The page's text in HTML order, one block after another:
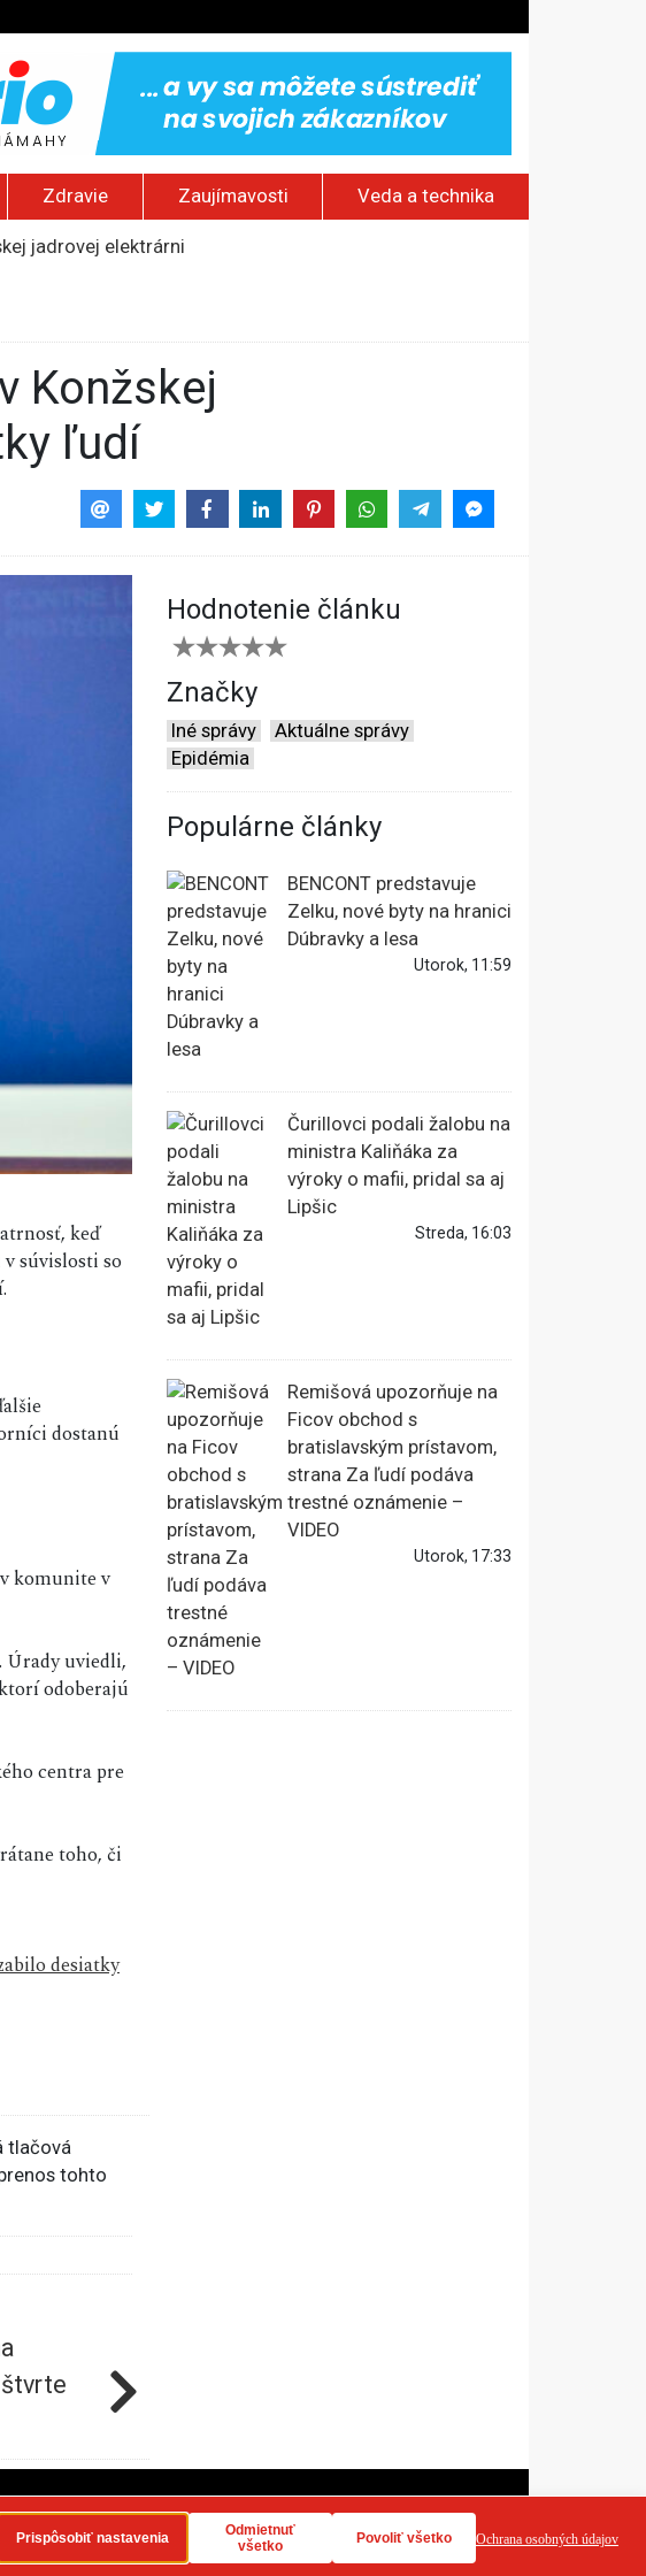
Zdravie Zaujímavosti Veda a technika
jadrovej elektrárni
vládnych vojakov
ľudí
keď
súvislosti so
dostanú
komunite v
Úrady uviedli,
odoberajú
centra pre
toho, či
desiatky
Hodnotenie článku
Značky
Iné správy
Aktuálne správy
Epidémia
Populárne články
BENCONT predstavuje
Zelku, nové byty na hranici
Dúbravky a lesa
Utorok, 11:59
Čurillovci podali žalobu na
ministra Kaliňáka za
výroky o mafii, pridal sa aj
Lipšic
Streda, 16:03
Remišová upozorňuje na
Ficov obchod s
bratislavským prístavom,
strana Za ľudí podáva
trestné oznámenie –
VIDEO
Utorok, 17:33
tlačová
tohto
Kontakt Zásady používania cookies RSS